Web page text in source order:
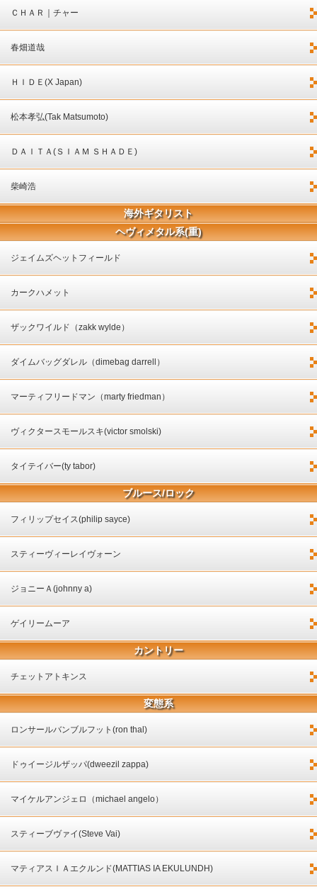
ＣＨＡＲ｜チャー
春畑道哉
ＨＩＤＥ(X Japan)
松本孝弘(Tak Matsumoto)
ＤＡＩＴＡ(ＳＩＡＭ ＳＨＡＤＥ)
柴崎浩
海外ギタリスト
ヘヴィメタル系(重)
ジェイムズヘットフィールド
カークハメット
ザックワイルド（zakk wylde）
ダイムバッグダレル（dimebag darrell）
マーティフリードマン（marty friedman）
ヴィクタースモールスキ(victor smolski)
タイテイバー(ty tabor)
ブルース/ロック
フィリップセイス(philip sayce)
スティーヴィーレイヴォーン
ジョニーＡ(johnny a)
ゲイリームーア
カントリー
チェットアトキンス
変態系
ロンサールバンブルフット(ron thal)
ドゥイージルザッパ(dweezil zappa)
マイケルアンジェロ（michael angelo）
スティーブヴァイ(Steve Vai)
マティアスＩＡエクルンド(MATTIAS IA EKULUNDH)